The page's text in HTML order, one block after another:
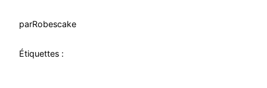
parRobescake
Étiquettes :